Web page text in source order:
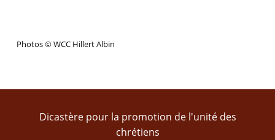
Photos © WCC Hillert Albin
Dicastère pour la promotion de l'unité des
chrétiens